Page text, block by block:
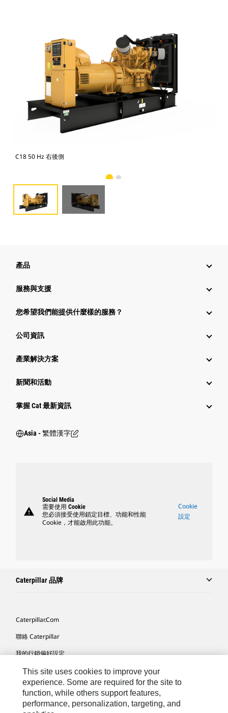
C18 50 Hz 右後側
產品
服務與支援
您希望我們能提供什麼樣的服務？
公司資訊
產業解決方案
新聞和活動
掌握 Cat 最新資訊
Asia - 繁體漢字
warning
Social Media
需要使用 Cookie
您必須接受使用鎖定目標、功能和性能
Cookie，才能啟用此功能。
Cookie
設定
Caterpillar 品牌
Caterpillar.com
聯絡 Caterpillar
我的行銷偏好設定
網站地圖
Cookie Settings
法律
This site uses cookies to improve your
experience. Some are required for the site to
function, while others support features,
performance, personalization, targeting, and